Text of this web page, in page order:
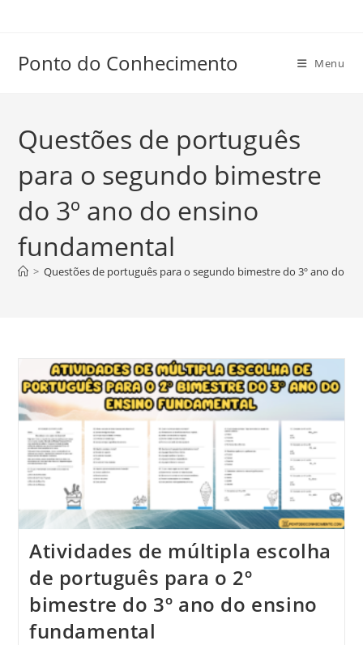
conteúdo
Ponto do Conhecimento Menu
Questões de português
para o segundo bimestre
do 3º ano do ensino
fundamental
> Questões de português para o segundo bimestre do 3º ano do
Atividades de múltipla escolha
de português para o 2º
bimestre do 3º ano do ensino
fundamental